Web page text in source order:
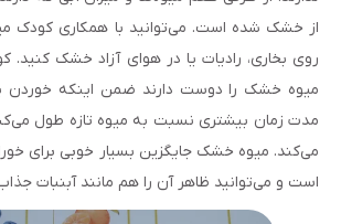
از خشک شده است. می‌توانید با همکاری کودک
روی بخاری، رادیات یا در هوای آزاد خشک کنید.
میوه خشک را دوست دارند ضمن اینکه
مدت زمان بیشتری نسبت به میوه تازه طول
می‌کند. میوه خشک جایگزین بسیار خوبی برای
است و می‌توانید ظاهر آن را هم مانند آبنبات